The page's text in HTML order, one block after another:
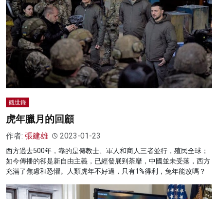
觀世錄
虎年臘月的回顧
作者: 張建雄 2023-01-23
西方過去500年，靠的是傳教士、軍人和商人三者並行，殖民全球；
如今傳播的卻是新自由主義，已經發展到荼靡，中國並未受落，西方
充滿了焦慮和恐懼。人類虎年不好過，只有1%得利，兔年能改嗎？